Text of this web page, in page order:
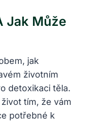
Jak Může
jak
životním
detoxikaci těla.
tím, že vám
potřebné k